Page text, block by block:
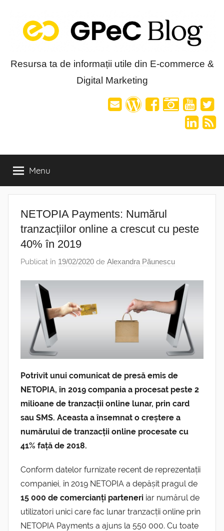
content
Blog-
Resursa ta de informații utile din E-commerce &
Digital Marketing
Menu
NETOPIA Payments: Numărul
tranzacțiilor online a crescut cu peste
40% în 2019
Publicat în 19/02/2020 de Alexandra Păunescu
Potrivit unui comunicat de presă emis de
NETOPIA, în 2019 compania a procesat peste 2
milioane de tranzacții online lunar, prin card
sau SMS. Aceasta a însemnat o creștere a
numărului de tranzacții online procesate cu
41% față de 2018.
Conform datelor furnizate recent de reprezentații
companiei, în 2019 NETOPIA a depășit pragul de
15 000 de comercianți parteneri iar numărul de
utilizatori unici care fac lunar tranzacții online prin
NETOPIA Payments a ajuns la 550 000. Cu toate